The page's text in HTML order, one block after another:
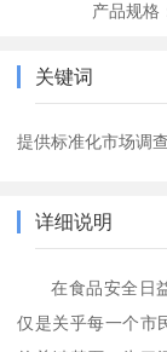
产品规格
关键词
提供标准化市场调
详细说明
在食品安全日
仅是关乎每一个市